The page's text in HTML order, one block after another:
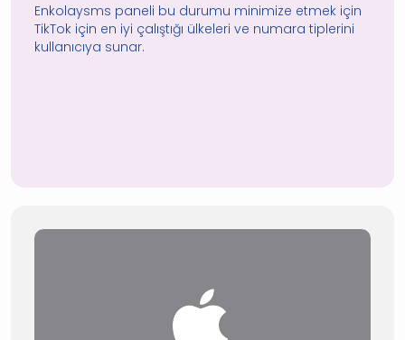
Enkolaysms paneli bu durumu minimize etmek için
TikTok için en iyi çalıştığı ülkeleri ve numara tiplerini
kullanıcıya sunar.